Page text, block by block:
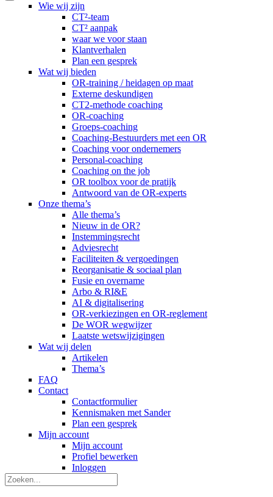
Wie wij zijn
CT²-team
CT² aanpak
waar we voor staan
Klantverhalen
Plan een gesprek
Wat wij bieden
OR-training / heidagen op maat
Externe deskundigen
CT2-methode coaching
OR-coaching
Groeps-coaching
Coaching-Bestuurders met een OR
Coaching voor ondernemers
Personal-coaching
Coaching on the job
OR toolbox voor de pratijk
Antwoord van de OR-experts
Onze thema’s
Alle thema’s
Nieuw in de OR?
Instemmingsrecht
Adviesrecht
Faciliteiten & vergoedingen
Reorganisatie & sociaal plan
Fusie en overname
Arbo & RI&E
AI & digitalisering
OR-verkiezingen en OR-reglement
De WOR wegwijzer
Laatste wetswijzigingen
Wat wij delen
Artikelen
Thema’s
FAQ
Contact
Contactformulier
Kennismaken met Sander
Plan een gesprek
Mijn account
Mijn account
Profiel bewerken
Inloggen